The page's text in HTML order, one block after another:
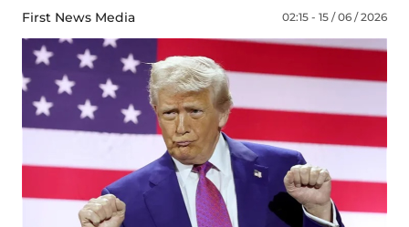
First News Media 02:15 - 15 / 06 / 2026